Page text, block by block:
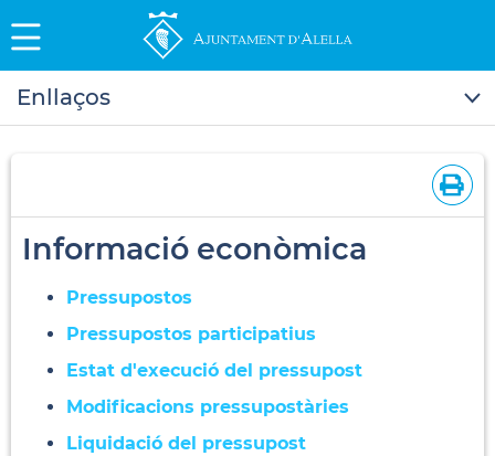
Enllaços
Informació econòmica
Pressupostos
Pressupostos participatius
Estat d'execució del pressupost
Modificacions pressupostàries
Liquidació del pressupost